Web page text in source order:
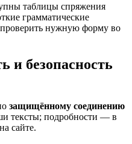
таблицы спряжения
грамматические
нужную форму во
и безопасность
защищённому соединению
тексты; подробности — в
на сайте.